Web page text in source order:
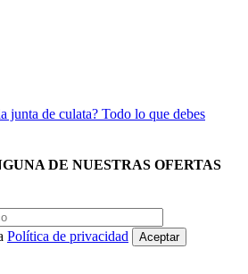
junta de culata? Todo lo que debes
DE NUESTRAS OFERTAS
Política de privacidad